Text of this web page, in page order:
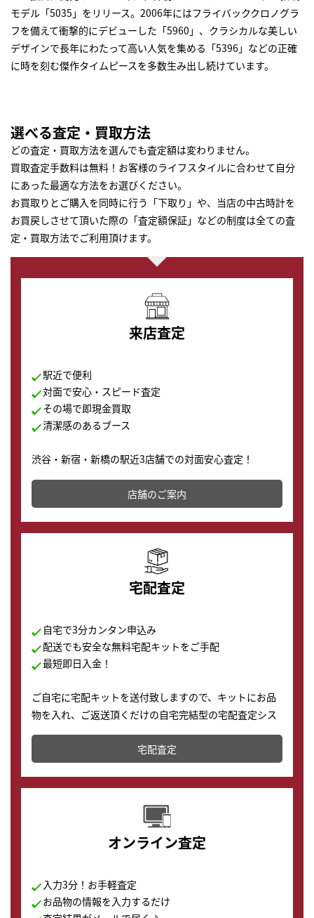
モデル「5035」をリリース。2006年にはフライバッククロノグラ
フを備えて衝撃的にデビューした「5960」、クラシカルな美しい
デザインで長年にわたって高い人気を集める「5396」などの正確
に時を刻む傑作タイムピースを多数生み出し続けています。
選べる査定・買取方法
どの査定・買取方法を選んでも査定額は変わりません。
買取査定手数料は無料！お客様のライフスタイルに合わせて自分
にあった最適な方法をお選びください。
お買取りとご購入を同時に行う「下取り」や、当店の中古時計を
お買戻しさせて頂いた際の「査定額保証」などの制度は全ての査
定・買取方法でご利用頂けます。
来店査定
駅近で便利
対面で安心・スピード査定
その場で即現金買取
清潔感のあるブース
渋谷・新宿・新橋の駅近3店舗での対面安心査定！
その場で現金買取致します。渋谷本店では、時計販売の
店舗を併設しており、下取りに出してお得に新しい時計
の購入もできます♪
店舗のご案内
宅配査定
自宅で3分カンタン申込み
配送でも安全な無料宅配キットをご手配
最短即日入金！
ご自宅に宅配キットを送付致しますので、キットにお品
物を入れ、ご返送頂くだけの自宅完結型の宅配査定シス
テムです。
配送でも簡単&安全に査定・買取に出すことが可能で
す。
宅配査定
オンライン査定
入力3分！お手軽査定
お品物の情報を入力するだけ